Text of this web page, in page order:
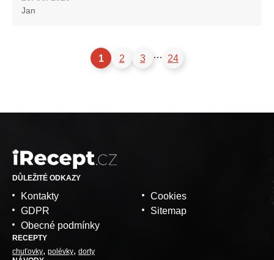
Jan
1 2 3 … 24
DŮLEŽITÉ ODKAZY
Kontakty
GDPR
Obecné podmínky
Cookies
Sitemap
RECEPTY
chuťovky polévky dorty